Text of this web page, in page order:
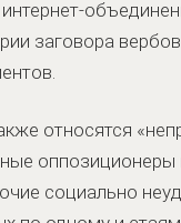
заговора
относятся
оппозиционеры
социально